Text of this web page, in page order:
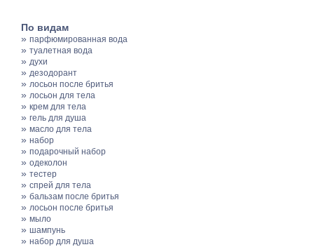
По видам
» парфюмированная вода
» туалетная вода
» духи
» дезодорант
» лосьон после бритья
» лосьон для тела
» крем для тела
» гель для душа
» масло для тела
» набор
» подарочный набор
» одеколон
» тестер
» спрей для тела
» бальзам после бритья
» лосьон после бритья
» мыло
» шампунь
» набор для душа